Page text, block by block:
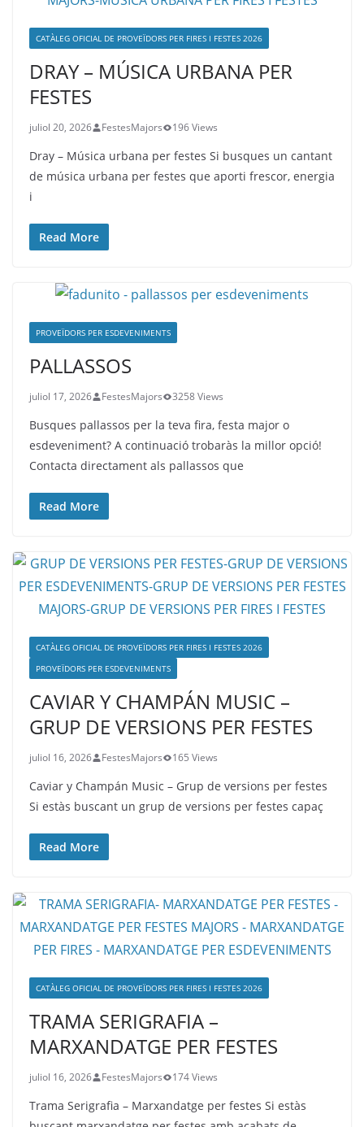
CATÀLEG OFICIAL DE PROVEÏDORS PER FIRES I FESTES 2026
DRAY – MÚSICA URBANA PER
FESTES
juliol 20, 2026 FestesMajors 196 Views
Dray – Música urbana per festes Si busques un cantant
de música urbana per festes que aporti frescor, energia
i
Read More
PROVEÏDORS PER ESDEVENIMENTS
PALLASSOS
juliol 17, 2026 FestesMajors 3258 Views
Busques pallassos per la teva fira, festa major o
esdeveniment? A continuació trobaràs la millor opció!
Contacta directament als pallassos que
Read More
CATÀLEG OFICIAL DE PROVEÏDORS PER FIRES I FESTES 2026
PROVEÏDORS PER ESDEVENIMENTS
CAVIAR Y CHAMPÁN MUSIC –
GRUP DE VERSIONS PER FESTES
juliol 16, 2026 FestesMajors 165 Views
Caviar y Champán Music – Grup de versions per festes
Si estàs buscant un grup de versions per festes capaç
Read More
CATÀLEG OFICIAL DE PROVEÏDORS PER FIRES I FESTES 2026
TRAMA SERIGRAFIA –
MARXANDATGE PER FESTES
juliol 16, 2026 FestesMajors 174 Views
Trama Serigrafia – Marxandatge per festes Si estàs